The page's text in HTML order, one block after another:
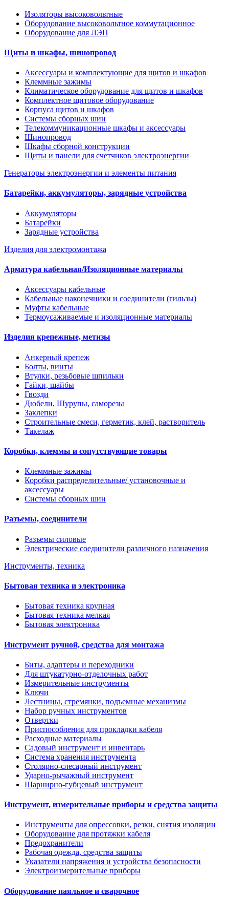
Изоляторы высоковольтные
Оборудование высоковольтное коммутационное
Оборудование для ЛЭП
Щиты и шкафы, шинопровод
Аксессуары и комплектующие для щитов и шкафов
Клеммные зажимы
Климатическое оборудование для щитов и шкафов
Комплектное щитовое оборудование
Корпуса щитов и шкафов
Системы сборных шин
Телекоммуникационные шкафы и аксессуары
Шинопровод
Шкафы сборной конструкции
Щиты и панели для счетчиков электроэнергии
Генераторы электроэнергии и элементы питания
Батарейки, аккумуляторы, зарядные устройства
Аккумуляторы
Батарейки
Зарядные устройства
Изделия для электромонтажа
Арматура кабельная/Изоляционные материалы
Аксессуары кабельные
Кабельные наконечники и соединители (гильзы)
Муфты кабельные
Термоусаживаемые и изоляционные материалы
Изделия крепежные, метизы
Анкерный крепеж
Болты, винты
Втулки, резьбовые шпильки
Гайки, шайбы
Гвозди
Дюбели, Шурупы, саморезы
Заклепки
Строительные смеси, герметик, клей, растворитель
Такелаж
Коробки, клеммы и сопутствующие товары
Клеммные зажимы
Коробки распределительные/ установочные и
аксессуары
Системы сборных шин
Разъемы, соединители
Разъемы силовые
Электрические соединители различного назначения
Инструменты, техника
Бытовая техника и электроника
Бытовая техника крупная
Бытовая техника мелкая
Бытовая электроника
Инструмент ручной, средства для монтажа
Биты, адаптеры и переходники
Для штукатурно-отделочных работ
Измерительные инструменты
Ключи
Лестницы, стремянки, подъемные механизмы
Набор ручных инструментов
Отвертки
Приспособления для прокладки кабеля
Расходные материалы
Садовый инструмент и инвентарь
Система хранения инструмента
Столярно-слесарный инструмент
Ударно-рычажный инструмент
Шарнирно-губцевый инструмент
Инструмент, измерительные приборы и средства защиты
Инструменты для опрессовки, резки, снятия изоляции
Оборудование для протяжки кабеля
Предохранители
Рабочая одежда, средства защиты
Указатели напряжения и устройства безопасности
Электроизмерительные приборы
Оборудование паяльное и сварочное